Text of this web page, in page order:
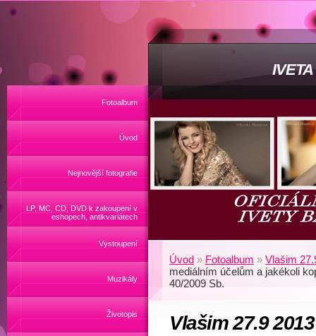
Fotoalbum
Úvod
Nejnovější fotografie
LP, MC, CD, DVD k zakoupení v
eshopech, antikvariátech
Vystoupení
Muzikály
Životopis
Úvod » Fotoalbum » Vlašim
mediálním účelům a jakékoli
40/2009 Sb.
Vlašim 27.9 2013